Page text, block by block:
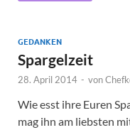
GEDANKEN
Spargelzeit
28. April 2014 - von
Wie esst ihre Euren
mag ihn am liebsten